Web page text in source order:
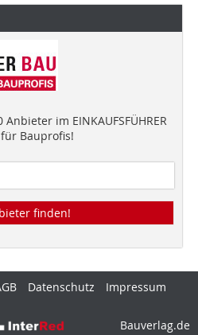
im EINKAUFSFÜHRER
Bauprofis!
finden!
Datenschutz
Impressum
Bauverlag.de